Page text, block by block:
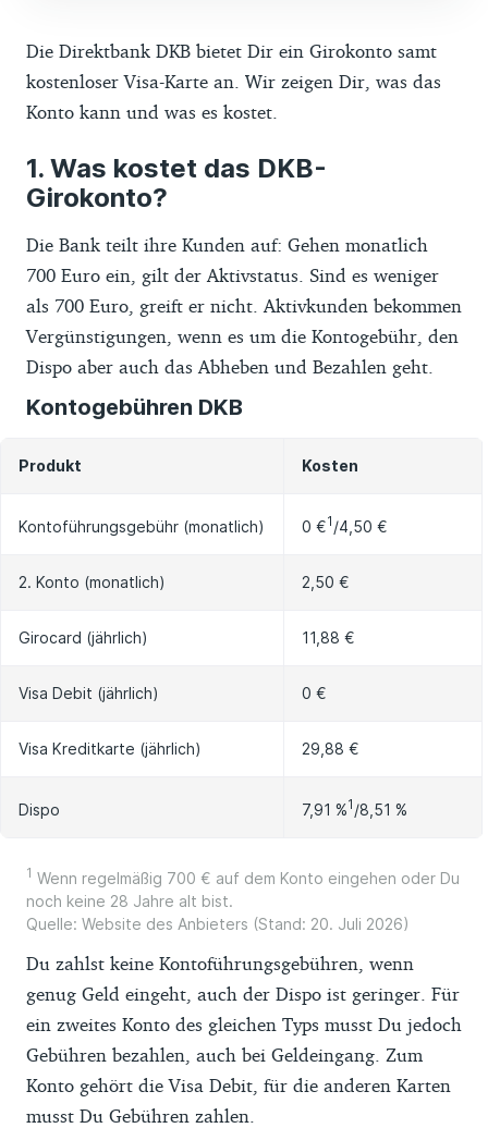
Die Direktbank DKB bietet Dir ein Girokonto samt
kostenloser Visa-Karte an. Wir zeigen Dir, was das
Konto kann und was es kostet.
Was kostet das DKB-
Girokonto?
Die Bank teilt ihre Kunden auf: Gehen monatlich
700 Euro ein, gilt der Aktivstatus. Sind es weniger
als 700 Euro, greift er nicht. Aktivkunden bekommen
Vergünstigungen, wenn es um die Kontogebühr, den
Dispo aber auch das Abheben und Bezahlen geht.
Kontogebühren DKB
Produkt Kosten
Kontoführungsgebühr (monatlich) 0 €1 /4,50 €
2. Konto (monatlich) 2,50 €
Girocard (jährlich) 11,88 €
Visa Debit (jährlich) 0 €
Visa Kreditkarte (jährlich) 29,88 €
Dispo 7,91 %1 /8,51 %
1 Wenn regelmäßig 700 € auf dem Konto eingehen oder Du
noch keine 28 Jahre alt bist.
Quelle: Website des Anbieters (Stand: 20. Juli 2026)
Du zahlst keine Kontoführungsgebühren, wenn
genug Geld eingeht, auch der Dispo ist geringer. Für
ein zweites Konto des gleichen Typs musst Du jedoch
Gebühren bezahlen, auch bei Geldeingang. Zum
Konto gehört die Visa Debit, für die anderen Karten
musst Du Gebühren zahlen.